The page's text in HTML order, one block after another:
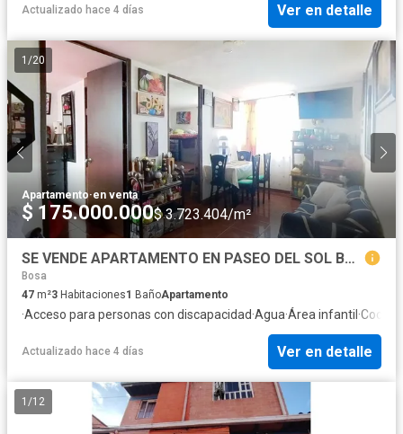
Actualizado hace 4 días Ver en detalle
1 /20
Apartamento·en venta
$ 175.000.000$ 3.723.404/m²
SE VENDE APARTAMENTO EN PASEO DEL SOL BOSA- BOGOTA CUNDINAMARCA
Bosa
47 m²3 Habitaciones1 BañoApartamento
·Acceso para personas con discapacidad·Agua·Área infantil ·
Actualizado hace 4 días Ver en detalle
1 /12